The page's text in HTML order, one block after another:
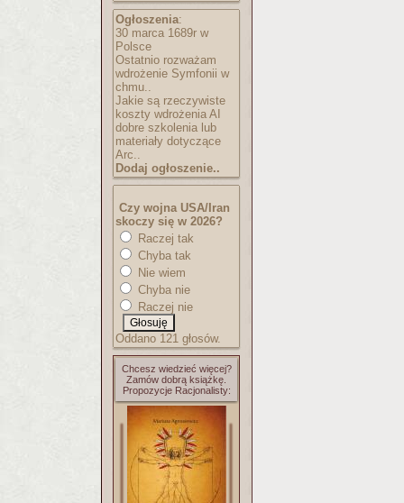
Ogłoszenia:
30 marca 1689r w
Polsce
Ostatnio rozważam
wdrożenie Symfonii w
chmu..
Jakie są rzeczywiste
koszty wdrożenia AI
dobre szkolenia lub
materiały dotyczące
Arc..
Dodaj ogłoszenie..
Czy wojna USA/Iran
skoczy się w 2026?
Raczej tak
Chyba tak
Nie wiem
Chyba nie
Raczej nie
Oddano 121 głosów.
Chcesz wiedzieć więcej?
Zamów dobrą książkę.
Propozycje Racjonalisty: